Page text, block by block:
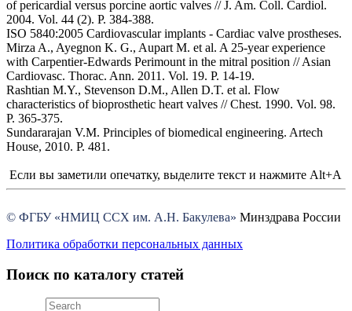
of pericardial versus porcine aortic valves // J. Am. Coll. Cardiol.
2004. Vol. 44 (2). P. 384-388.
ISO 5840:2005 Cardiovascular implants - Cardiac valve prostheses.
Mirza A., Ayegnon K. G., Aupart M. et al. A 25-year experience
with Carpentier-Edwards Perimount in the mitral position // Asian
Cardiovasc. Thorac. Ann. 2011. Vol. 19. P. 14-19.
Rashtian M.Y., Stevenson D.M., Allen D.T. et al. Flow
characteristics of bioprosthetic heart valves // Chest. 1990. Vol. 98.
P. 365-375.
Sundararajan V.M. Principles of biomedical engineering. Artech
House, 2010. P. 481.
Если вы заметили опечатку, выделите текст и нажмите Alt+A
© ФГБУ «НМИЦ ССХ им. А.Н. Бакулева» Минздрава России
Политика обработки персональных данных
Поиск по каталогу статей